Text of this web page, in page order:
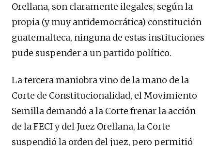
Orellana, son claramente ilegales, según la
propia (y muy antidemocrática) constitución
guatemalteca, ninguna de estas instituciones
pude suspender a un partido político.
La tercera maniobra vino de la mano de la
Corte de Constitucionalidad, el Movimiento
Semilla demandó a la Corte frenar la acción
de la FECI y del Juez Orellana, la Corte
suspendió la orden del juez, pero permitió